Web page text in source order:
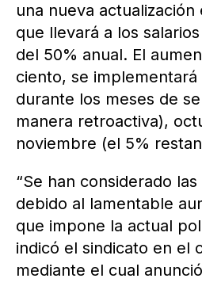
una nueva actualización
que llevará a los
del 50% anual. El
ciento, se
durante los meses de
manera retroactiva),
noviembre (el 5%
“Se han considerado
debido al lamentable
que impone la actual
indicó el sindicato en el
mediante el cual